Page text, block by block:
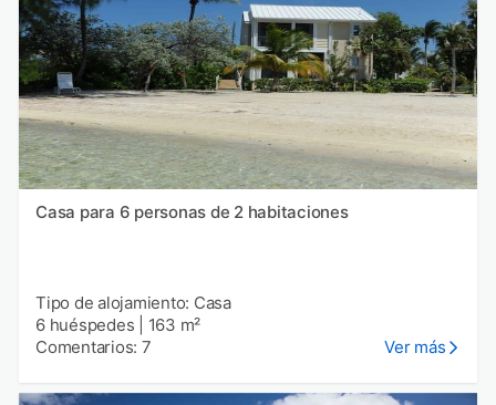
Casa para 6 personas de 2 habitaciones
Tipo de alojamiento: Casa
6 huéspedes
163 m²
Comentarios: 7
Ver más